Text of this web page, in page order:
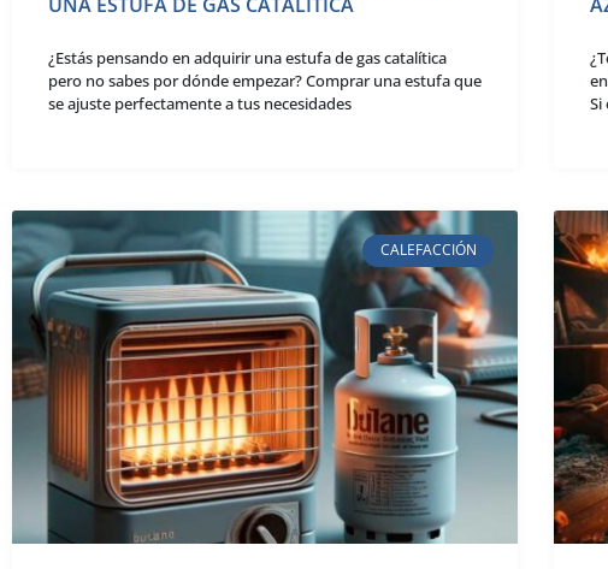
¿Estás pensando en adquirir una estufa de gas catalítica
pero no sabes por dónde empezar? Comprar una estufa que
se ajuste perfectamente a tus necesidades
Si
CALEFACCIÓN